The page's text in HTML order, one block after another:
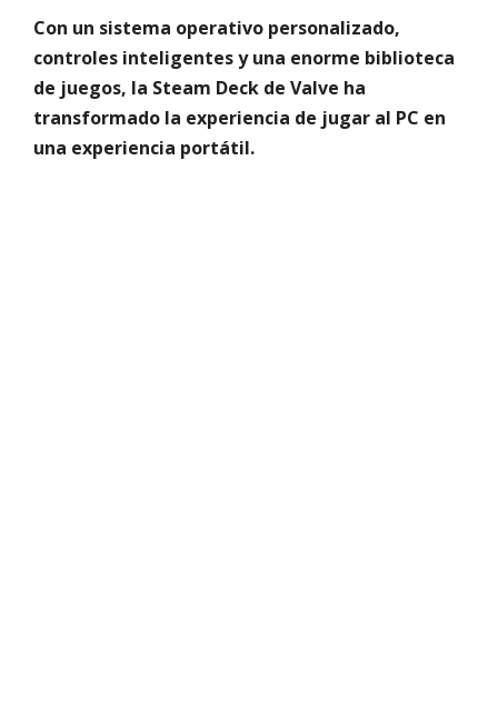
Con un sistema operativo personalizado,
controles inteligentes y una enorme biblioteca
de juegos, la Steam Deck de Valve ha
transformado la experiencia de jugar al PC en
una experiencia portátil.